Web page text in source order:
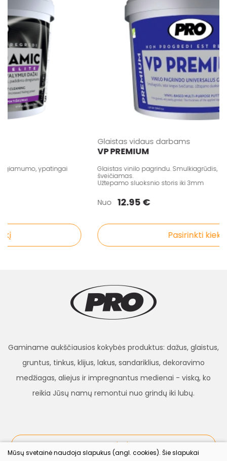
ypatingai
Glaistas vidaus darbams
VP PREMIUM
Glaistas vinilo pagrindu. Smulkiagrūdis,
šveičiamas.
Užtepamo sluoksnio storis iki 3mm
Nuo 12.95 €
Pasirinkti kiekį
Gaminame aukščiausios kokybės produktus: dažus, glaistus,
gruntus, tinkus, klijus, lakus, sandariklius, dekoravimo
medžiagas, aliejus ir impregnantus medienai - viską, ko
reikia Jūsų namų remontui nuo grindų iki lubų.
procolor.lt
Mūsų svetainė naudoja slapukus (angl. cookies). Šie slapukai